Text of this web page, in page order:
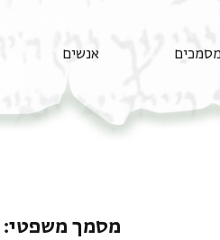
מסמכים אנשים
מסמך משפטי